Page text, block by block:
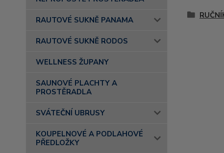
RAUTOVÉ SUKNĚ PANAMA
RAUTOVÉ SUKNĚ RODOS
WELLNESS ŽUPANY
SAUNOVÉ PLACHTY A
PROSTĚRADLA
SVÁTEČNÍ UBRUSY
KOUPELNOVÉ A PODLAHOVÉ
PŘEDLOŽKY